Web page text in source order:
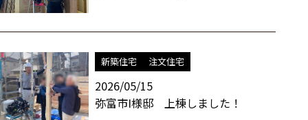
新築住宅 注文住宅
2026/05/15
弥富市I様邸 上棟しました！